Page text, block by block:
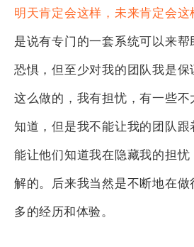
明天肯定会这样，未来肯定会这
是说有专门的一套系统可以来帮
恐惧，但至少对我的团队我是
这么做的，我有担忧，有一些
知道，但是我不能让我的团队
能让他们知道我在隐藏我的担忧
解的。后来我当然是不断地在
多的经历和体验。